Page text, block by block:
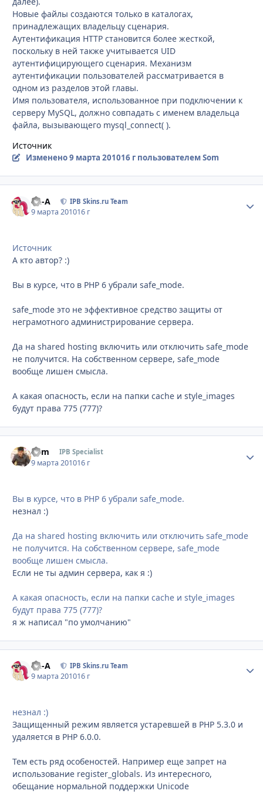
Новые файлы создаются только в каталогах,
принадлежащих владельцу сценария.
Аутентификация HTTP становится более жесткой,
поскольку в ней также учитывается UID
аутентифицирующего сценария. Механизм
аутентификации пользователей рассматривается в
одном из разделов этой главы.
Имя пользователя, использованное при подключении к
серверу MySQL, должно совпадать с именем владельца
файла, вызывающего mysql_connect( ).
Источник
Изменено9 марта 201016 гпользователем Som
Ph-A IPB Skins.ru Team
9 марта 201016 г
Источник
А кто автор? :)
Вы в курсе, что в PHP 6 убрали safe_mode.
safe_mode это не эффективное средство защиты от
неграмотного администрирование сервера.
Да на shared hosting включить или отключить safe_mode
не получится. На собственном сервере, safe_mode
вообще лишен смысла.
А какая опасность, если на папки cache и style_images
будут права 775 (777)?
Som IPB Specialist
9 марта 201016 г
Вы в курсе, что в PHP 6 убрали safe_mode.
незнал :)
Да на shared hosting включить или отключить safe_mode
не получится. На собственном сервере, safe_mode
вообще лишен смысла.
Если не ты админ сервера, как я :)
А какая опасность, если на папки cache и style_images
будут права 775 (777)?
я ж написал "по умолчанию"
Ph-A IPB Skins.ru Team
9 марта 201016 г
незнал :)
Защищенный режим является устаревшей в PHP 5.3.0 и
удаляется в PHP 6.0.0.
Тем есть ряд особеностей. Например еще запрет на
использование register_globals. Из интересного,
обещание нормальной поддержки Unicode